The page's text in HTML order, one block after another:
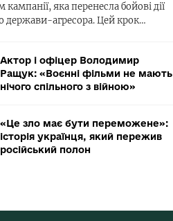
яка перенесла бойові дії
держави-агресора. Цей крок…
Актор і офіцер Володимир
Ращук: «Воєнні фільми не мають
нічого спільного з війною»
«Це зло має бути переможене»:
історія українця, який пережив
російський полон